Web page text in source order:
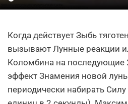
Когда действует Зыбь
вызывают Лунные реакции
Коломбина на последующие
эффект Знамения новой
периодически набирать Силу